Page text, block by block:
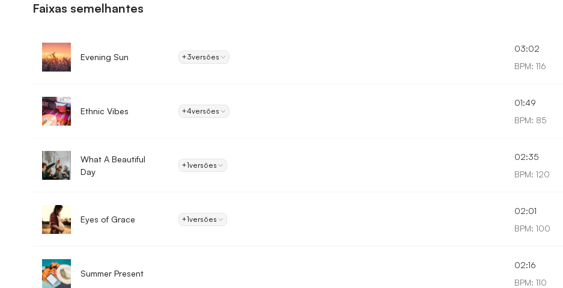
Faixas semelhantes
Evening Sun +3versões
03:02
BPM: 116
Ethnic Vibes +4versões
01:49
BPM: 85
What A Beautiful
Day
+1versões
02:35
BPM: 120
Eyes of Grace +1versões
02:01
BPM: 100
Summer Present
02:16
BPM: 110